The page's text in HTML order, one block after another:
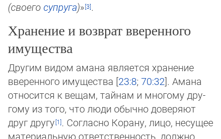
(своего супруга)» .
Хранение и возврат вверенного
имущества
Другим видом амана является хранение
вверенного имущества [23:8; 70:32]. Амана
относится к вещам, тайнам и многому дру­
го­му из того, что люди обычно доверяют
друг другу
. Согласно Корану, лицо, несущее
материальную ответственность, долж­но